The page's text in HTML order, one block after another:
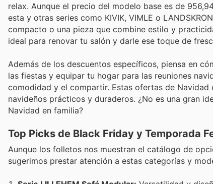
relax. Aunque el precio del modelo base es de
esta y otras series como KIVIK, VIMLE o
compacto o una pieza que combine estilo y
ideal para renovar tu salón y darle ese toque de
Además de los descuentos específicos, piensa en
las fiestas y equipar tu hogar para las reuniones
comodidad y el compartir. Estas ofertas de
navideños prácticos y duraderos. ¿No es una gran
Navidad en familia?
Top Picks de Black Friday y Temporada
Aunque los folletos nos muestran el catálogo de
sugerimos prestar atención a estas categorías y